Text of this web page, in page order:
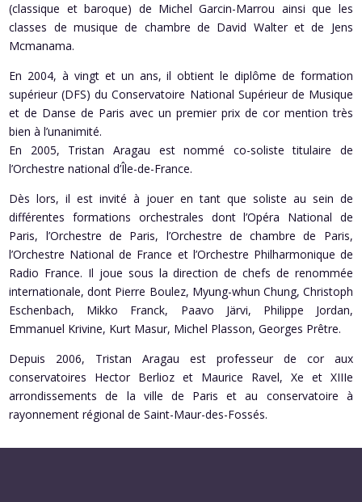
(classique et baroque) de Michel Garcin-Marrou ainsi que les
classes de musique de chambre de David Walter et de Jens
Mcmanama.
En 2004, à vingt et un ans, il obtient le diplôme de formation
supérieur (DFS) du Conservatoire National Supérieur de Musique
et de Danse de Paris avec un premier prix de cor mention très
bien à l’unanimité.
En 2005, Tristan Aragau est nommé co-soliste titulaire de
l’Orchestre national d’Île-de-France.
Dès lors, il est invité à jouer en tant que soliste au sein de
différentes formations orchestrales dont l’Opéra National de
Paris, l’Orchestre de Paris, l’Orchestre de chambre de Paris,
l’Orchestre National de France et l’Orchestre Philharmonique de
Radio France. Il joue sous la direction de chefs de renommée
internationale, dont Pierre Boulez, Myung-whun Chung, Christoph
Eschenbach, Mikko Franck, Paavo Järvi, Philippe Jordan,
Emmanuel Krivine, Kurt Masur, Michel Plasson, Georges Prêtre.
Depuis 2006, Tristan Aragau est professeur de cor aux
conservatoires Hector Berlioz et Maurice Ravel, Xe et XIIIe
arrondissements de la ville de Paris et au conservatoire à
rayonnement régional de Saint-Maur-des-Fossés.